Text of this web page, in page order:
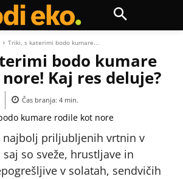
Triki, s katerimi bodo kumare...
bodo kumare
Kaj res deluje?
Čas branja: 4 min.
najbolj priljubljenih vrtnin v
so sveže, hrustljave in
v solatah, sendvičih